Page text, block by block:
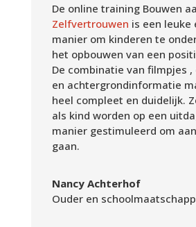
De online training Bouwen
Zelfvertrouwen is een leuke
manier om kinderen te
het opbouwen van een
De combinatie van filmpjes
en achtergrondinformatie
heel compleet en duidelijk.
als kind worden op een
manier gestimuleerd om
gaan.
Nancy Achterhof
Ouder en